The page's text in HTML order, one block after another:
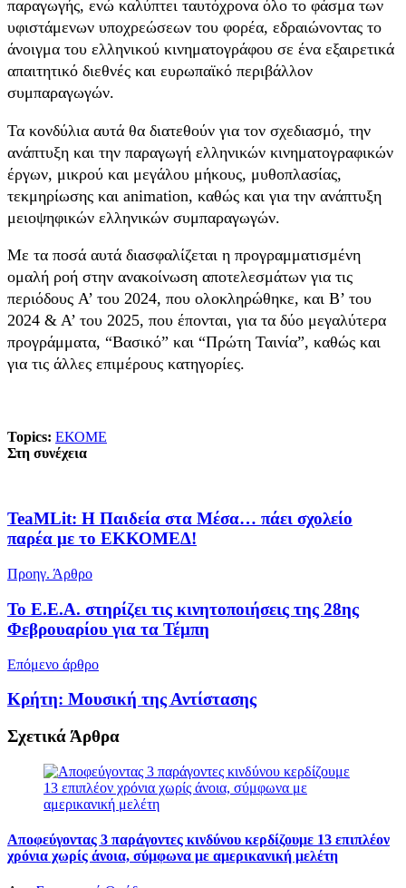
παραγωγής, ενώ καλύπτει ταυτόχρονα όλο το φάσμα των
υφιστάμενων υποχρεώσεων του φορέα, εδραιώνοντας το
άνοιγμα του ελληνικού κινηματογράφου σε ένα εξαιρετικά
απαιτητικό διεθνές και ευρωπαϊκό περιβάλλον
συμπαραγωγών.
Τα κονδύλια αυτά θα διατεθούν για τον σχεδιασμό, την
ανάπτυξη και την παραγωγή ελληνικών κινηματογραφικών
έργων, μικρού και μεγάλου μήκους, μυθοπλασίας,
τεκμηρίωσης και animation, καθώς και για την ανάπτυξη
μειοψηφικών ελληνικών συμπαραγωγών.
Με τα ποσά αυτά διασφαλίζεται η προγραμματισμένη
ομαλή ροή στην ανακοίνωση αποτελεσμάτων για τις
περιόδους A’ του 2024, που ολοκληρώθηκε, και Β’ του
2024 & Α’ του 2025, που έπονται, για τα δύο μεγαλύτερα
προγράμματα, “Βασικό” και “Πρώτη Ταινία”, καθώς και
για τις άλλες επιμέρους κατηγορίες.
Topics: ΕΚΟΜΕ
Στη συνέχεια
TeaMLit: Η Παιδεία στα Μέσα… πάει σχολείο
παρέα με το ΕΚΚΟΜΕΔ!
Προηγ. Άρθρο
Το Ε.Ε.Α. στηρίζει τις κινητοποιήσεις της 28ης
Φεβρουαρίου για τα Τέμπη
Επόμενο άρθρο
Κρήτη: Μουσική της Αντίστασης
Σχετικά Άρθρα
Αποφεύγοντας 3 παράγοντες κινδύνου κερδίζουμε 13 επιπλέον
χρόνια χωρίς άνοια, σύμφωνα με αμερικανική μελέτη